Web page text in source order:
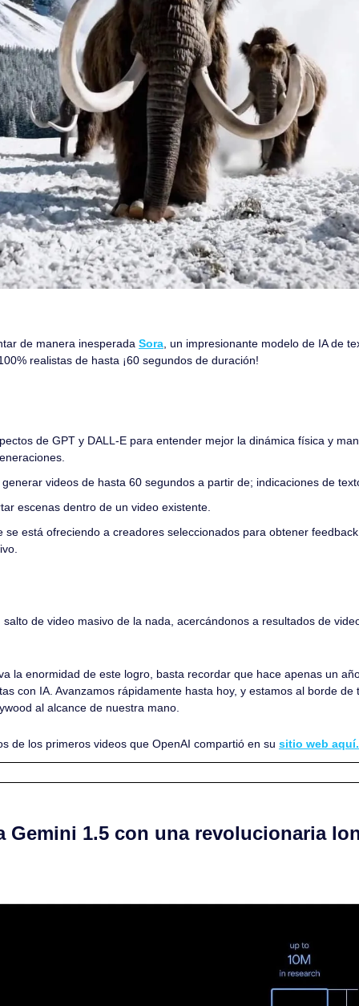
de manera inesperada Sora, un impresionante modelo de IA de
realistas de hasta ¡60 segundos de duración!
de GPT y DALL-E para entender mejor la dinámica física y
videos de hasta 60 segundos a partir de; indicaciones de
escenas dentro de un video existente.
se está ofreciendo a creadores seleccionados para obtener
de video masivo de la nada, acercándonos a resultados de
la enormidad de este logro, basta recordar que hace apenas un
con IA. Avanzamos rápidamente hasta hoy, y estamos al borde
al alcance de nuestra mano.
de los primeros videos que OpenAI compartió en su sitio web aquí.
Gemini 1.5 con una revolucionaria